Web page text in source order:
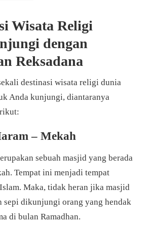
Wisata Religi
dengan
Reksadana
destinasi wisata religi dunia
Anda kunjungi, diantaranya
– Mekah
sebuah masjid yang berada
Tempat ini menjadi tempat
Maka, tidak heran jika masjid
sepi dikunjungi orang yang hendak
di bulan Ramadhan.